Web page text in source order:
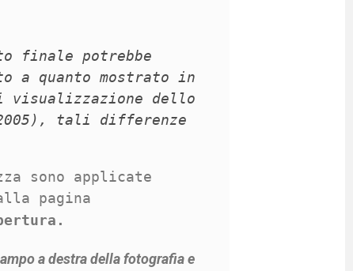
finale potrebbe
a quanto mostrato in
visualizzazione dello
2005), tali differenze
sono applicate
pagina
a destra della fotografia e